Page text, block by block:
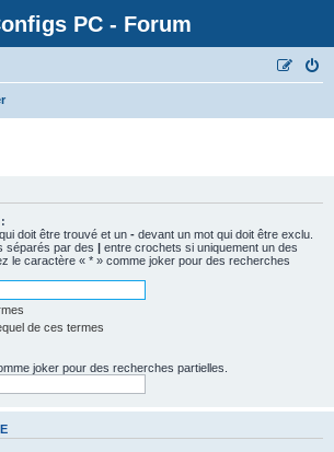
PC - Forum
doit être trouvé et un - devant un mot qui doit être exclu.
séparés par des | entre crochets si uniquement un des
le caractère « * » comme joker pour des recherches
de ces termes
joker pour des recherches partielles.